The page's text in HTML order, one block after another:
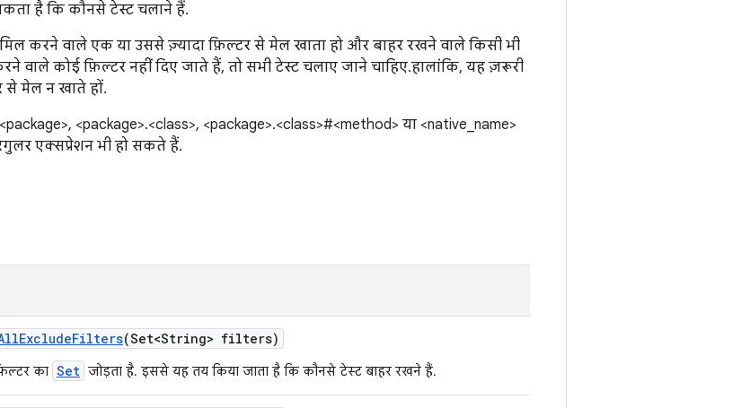
है कि कौनसे टेस्ट चलाने हैं.
करने वाले एक या उससे ज़्यादा फ़िल्टर से मेल खाता हो और बाहर रखने वाले किसी भी
वाले कोई फ़िल्टर नहीं दिए जाते हैं, तो सभी टेस्ट चलाए जाने चाहिए. हालांकि, यह ज़रूरी
से मेल न खाते हों.
<package>.<class>, <package>.<class>#<method> या <native_name>
एक्सप्रेशन भी हो सकते हैं.
ExcludeFilters(Set<String> filters)
का Set जोड़ता है. इससे यह तय किया जाता है कि कौनसे टेस्ट बाहर रखने हैं.